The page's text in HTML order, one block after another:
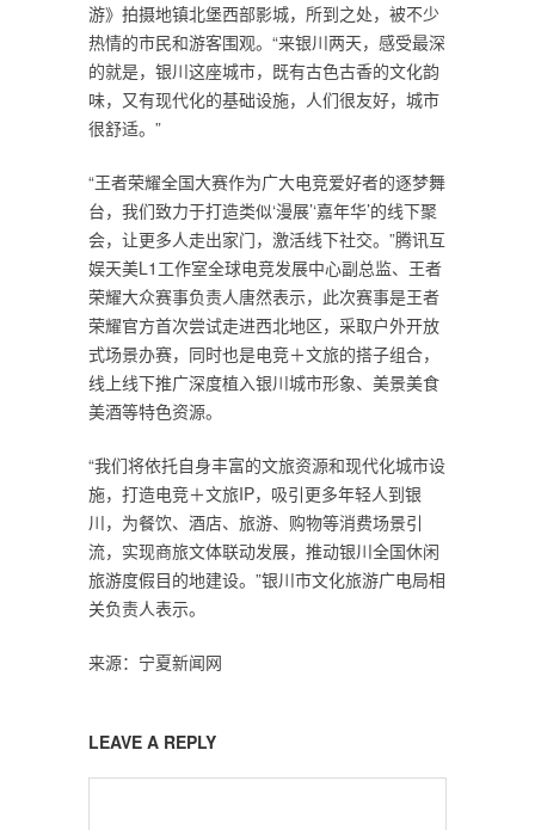
游》拍摄地镇北堡西部影城，所到之处，被不少
热情的市民和游客围观。“来银川两天，感受最深
的就是，银川这座城市，既有古色古香的文化韵
味，又有现代化的基础设施，人们很友好，城市
很舒适。”
“王者荣耀全国大赛作为广大电竞爱好者的逐梦舞
台，我们致力于打造类似‘漫展’‘嘉年华’的线下聚
会，让更多人走出家门，激活线下社交。”腾讯互
娱天美L1工作室全球电竞发展中心副总监、王者
荣耀大众赛事负责人唐然表示，此次赛事是王者
荣耀官方首次尝试走进西北地区，采取户外开放
式场景办赛，同时也是电竞＋文旅的搭子组合，
线上线下推广深度植入银川城市形象、美景美食
美酒等特色资源。
“我们将依托自身丰富的文旅资源和现代化城市设
施，打造电竞＋文旅IP，吸引更多年轻人到银
川，为餐饮、酒店、旅游、购物等消费场景引
流，实现商旅文体联动发展，推动银川全国休闲
旅游度假目的地建设。”银川市文化旅游广电局相
关负责人表示。
来源：宁夏新闻网
LEAVE A REPLY